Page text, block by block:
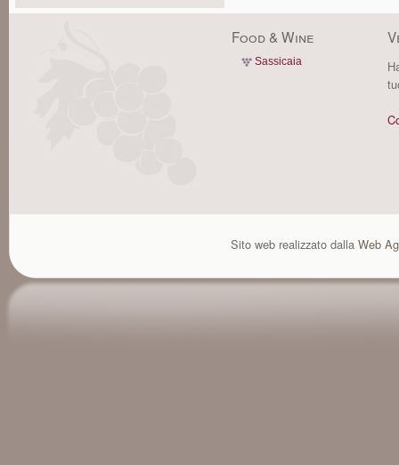
Food & Wine
Sassicaia
Sito web realizzato dalla Web